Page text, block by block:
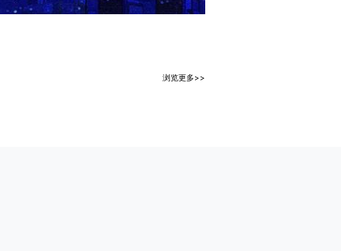
浏览更多>>